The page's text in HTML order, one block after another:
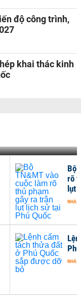
độ công trình,
khai thác kinh
NHÀ
Bộ
rõ
lụt
NHÀ